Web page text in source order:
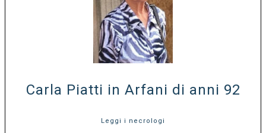
Carla Piatti in Arfani di anni 92
Leggi i necrologi